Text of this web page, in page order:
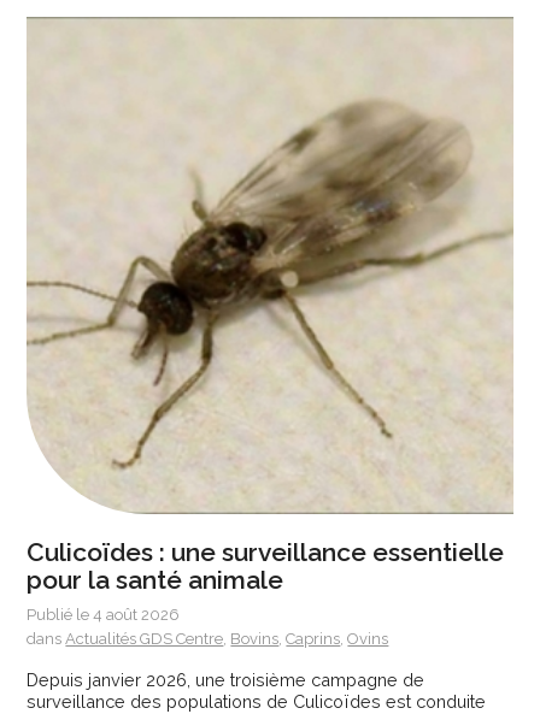
Culicoïdes : une surveillance essentielle
pour la santé animale
Publié le 4 août 2026
dans Actualités GDS Centre Bovins ,Caprins ,Ovins
Depuis janvier 2026, une troisième campagne de
surveillance des populations de Culicoïdes est conduite